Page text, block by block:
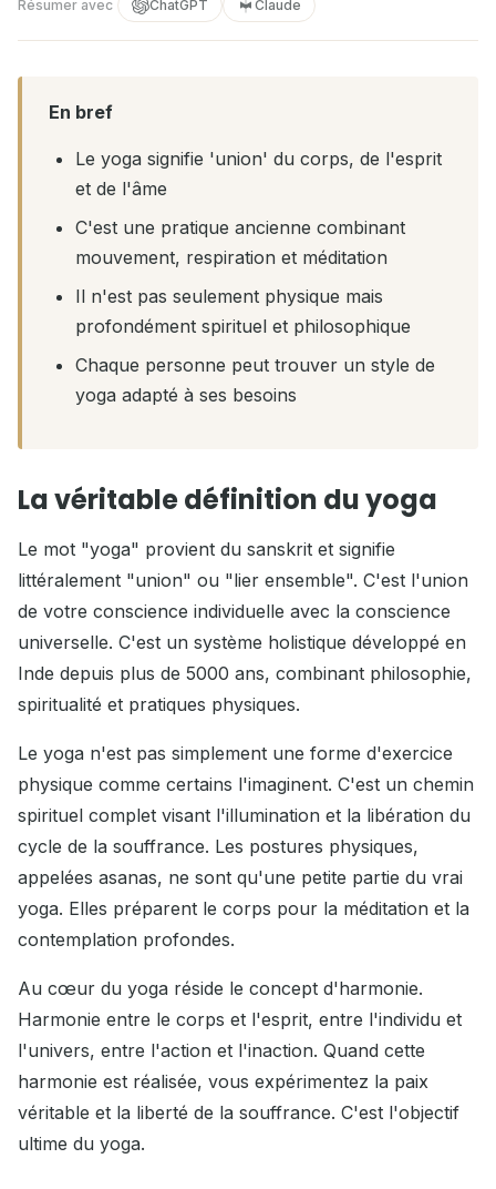
Résumer avec ChatGPT Claude
En bref
Le yoga signifie 'union' du corps, de l'esprit
et de l'âme
C'est une pratique ancienne combinant
mouvement, respiration et méditation
Il n'est pas seulement physique mais
profondément spirituel et philosophique
Chaque personne peut trouver un style de
yoga adapté à ses besoins
La véritable définition du yoga
Le mot "yoga" provient du sanskrit et signifie
littéralement "union" ou "lier ensemble". C'est l'union
de votre conscience individuelle avec la conscience
universelle. C'est un système holistique développé en
Inde depuis plus de 5000 ans, combinant philosophie,
spiritualité et pratiques physiques.
Le yoga n'est pas simplement une forme d'exercice
physique comme certains l'imaginent. C'est un chemin
spirituel complet visant l'illumination et la libération du
cycle de la souffrance. Les postures physiques,
appelées asanas, ne sont qu'une petite partie du vrai
yoga. Elles préparent le corps pour la méditation et la
contemplation profondes.
Au cœur du yoga réside le concept d'harmonie.
Harmonie entre le corps et l'esprit, entre l'individu et
l'univers, entre l'action et l'inaction. Quand cette
harmonie est réalisée, vous expérimentez la paix
véritable et la liberté de la souffrance. C'est l'objectif
ultime du yoga.